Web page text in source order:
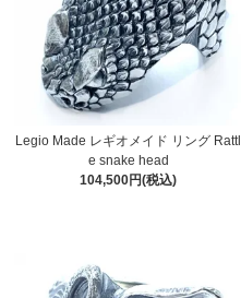
Legio Made レギオメイド リング Rattl
e snake head
104,500円(税込)